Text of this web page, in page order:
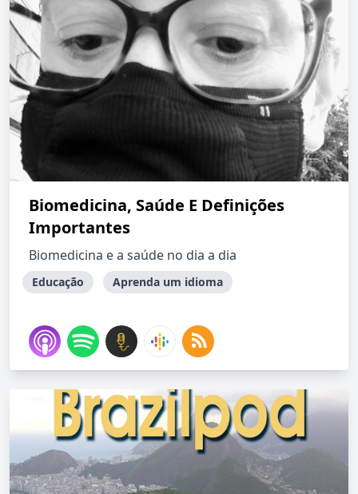
Biomedicina, Saúde E Definições
Importantes
Biomedicina e a saúde no dia a dia
Educação Aprenda um idioma